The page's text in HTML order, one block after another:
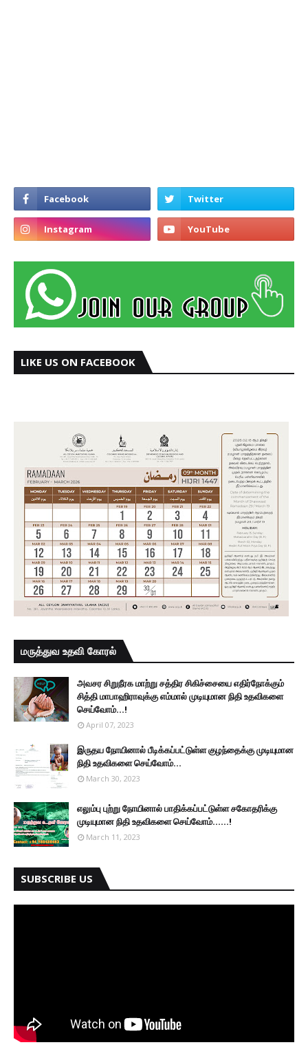
LIKE US ON FACEBOOK
மருத்துவ உதவி கோரல்
அவசர சிறுநீரக மாற்று சத்திர சிகிச்சையை எதிர்நோக்கும்
சித்தி மாபாஹிராவுக்கு எம்மால் முடியுமான நிதி உதவிகளை
செய்வோம்...!
April 07, 2023
இருதய நோயினால் பீடிக்கப்பட்டுள்ள குழந்தைக்கு முடியுமான
நிதி உதவிகளை செய்வோம்...
March 30, 2023
எலும்பு புற்று நோயினால் பாதிக்கப்பட்டுள்ள சகோதரிக்கு
முடியுமான நிதி உதவிகளை செய்வோம்......!
March 11, 2023
SUBSCRIBE US